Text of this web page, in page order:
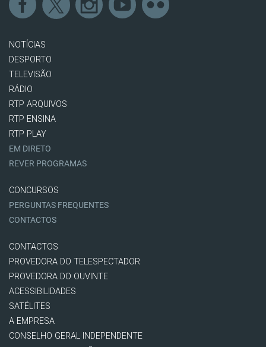
NOTÍCIAS
DESPORTO
TELEVISÃO
RÁDIO
RTP ARQUIVOS
RTP ENSINA
RTP PLAY
EM DIRETO
REVER PROGRAMAS
CONCURSOS
PERGUNTAS FREQUENTES
CONTACTOS
CONTACTOS
PROVEDORA DO TELESPECTADOR
PROVEDORA DO OUVINTE
ACESSIBILIDADES
SATÉLITES
A EMPRESA
CONSELHO GERAL INDEPENDENTE